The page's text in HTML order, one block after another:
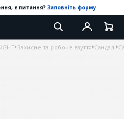
є питання? Заповніть форму
Захисне та робоче взуття Сандалі